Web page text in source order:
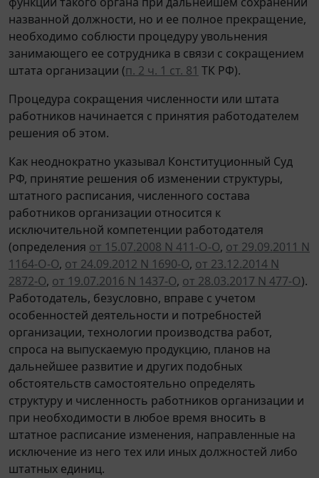
названной должности, но и ее полное прекращение,
необходимо соблюсти процедуру увольнения
занимающего ее сотрудника в связи с сокращением
штата организации (п. 2 ч. 1 ст. 81 ТК РФ).
Процедура сокращения численности или штата
работников начинается с принятия работодателем
решения об этом.
Как неоднократно указывал Конституционный Суд
РФ, принятие решения об изменении структуры,
штатного расписания, численного состава
работников организации относится к
исключительной компетенции работодателя
(определения от 15.07.2008 N 411-О-О, от 29.09.2011 N
1164-О-О, от 24.09.2012 N 1690-О, от 23.12.2014 N
2872-О, от 19.07.2016 N 1437-О, от 28.03.2017 N 477-О).
Работодатель, безусловно, вправе с учетом
особенностей деятельности и потребностей
организации, технологии производства работ,
спроса на выпускаемую продукцию, планов на
дальнейшее развитие и других подобных
обстоятельств самостоятельно определять
структуру и численность работников организации и
при необходимости в любое время вносить в
штатное расписание изменения, направленные на
исключение из него тех или иных должностей либо
штатных единиц.